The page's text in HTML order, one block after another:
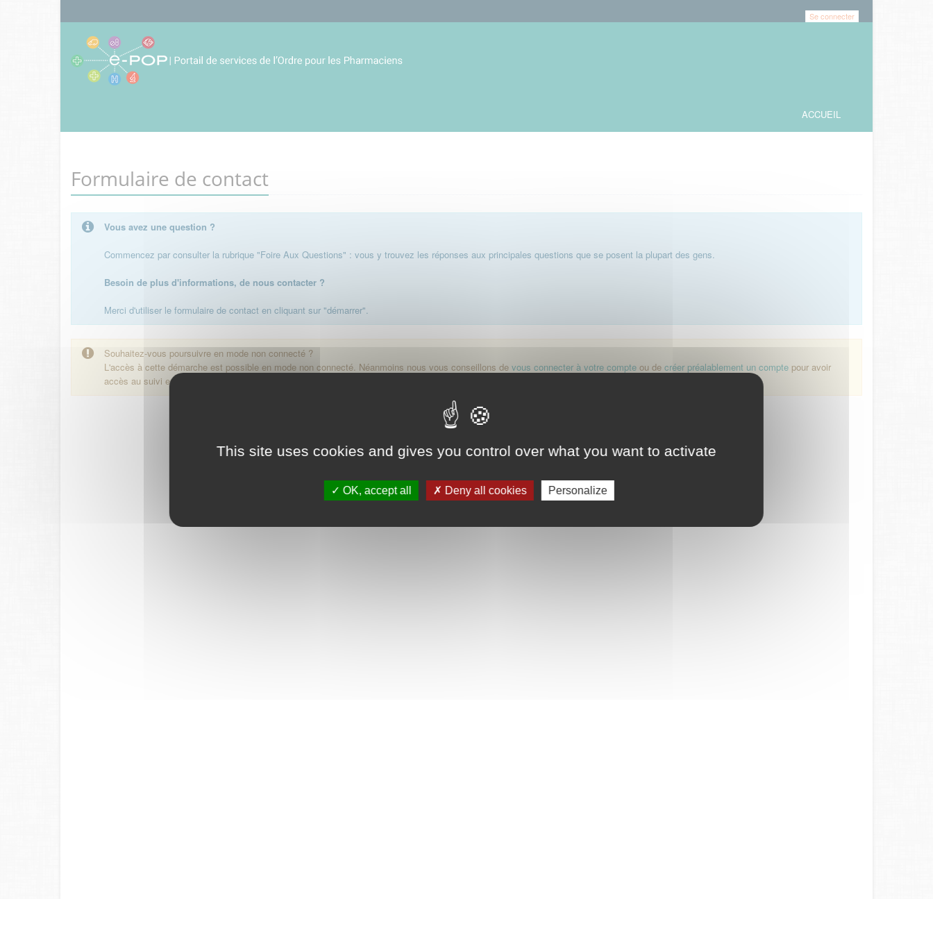
This site uses cookies and gives you control over what you want to activate
OK, accept all Deny all cookies Personalize
Se connecter
ACCUEIL
Formulaire de contact
Vous avez une question ?
Commencez par consulter la rubrique "Foire Aux Questions" : vous y trouvez les réponses aux principales questions que se posent la plupart des gens.
Besoin de plus d'informations, de nous contacter ?
Merci d'utiliser le formulaire de contact en cliquant sur "démarrer".
Souhaitez-vous poursuivre en mode non connecté ?
L'accès à cette démarche est possible en mode non connecté. Néanmoins nous vous conseillons de vous connecter à votre compte ou de créer préalablement un compte pour avoir
accès au suivi en ligne de la démarche.
Démarrer